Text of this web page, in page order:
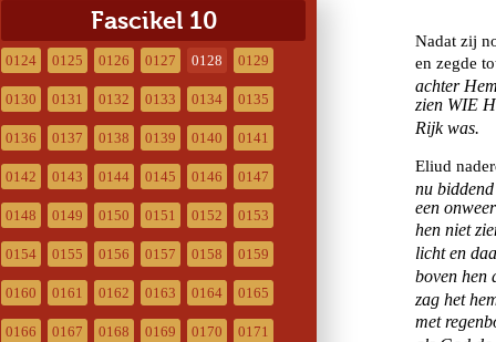
Fascikel 10
0124 0125 0126 0127 0128 0129
0130 0131 0132 0133 0134 0135
0136 0137 0138 0139 0140 0141
0142 0143 0144 0145 0146 0147
0148 0149 0150 0151 0152 0153
0154 0155 0156 0157 0158 0159
0160 0161 0162 0163 0164 0165
0166 0167 0168 0169 0170 0171